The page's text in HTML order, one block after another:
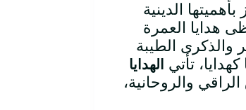
الدينية
هدايا العمرة
والذكرى الطيبة
تأتي
الهدايا
والروحانية،